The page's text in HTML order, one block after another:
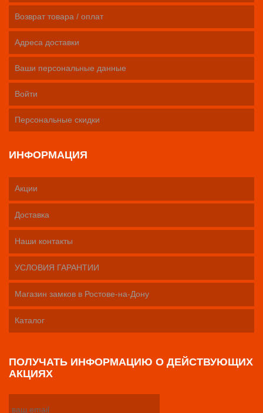
Возврат товара / оплат
Адреса доставки
Ваши персональные данные
Войти
Персональные скидки
ИНФОРМАЦИЯ
Акции
Доставка
Наши контакты
УСЛОВИЯ ГАРАНТИИ
Магазин замков в Ростове-на-Дону
Каталог
ПОЛУЧАТЬ ИНФОРМАЦИЮ О ДЕЙСТВУЮЩИХ
АКЦИЯХ